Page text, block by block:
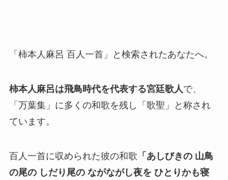
「柿本人麻呂 百人一首」と検索されたあなたへ。
柿本人麻呂は飛鳥時代を代表する宮廷歌人で、
「万葉集」に多くの和歌を残し「歌聖」と称され
ています。
百人一首に収められた彼の和歌 「あしびきの 山鳥
の尾の しだり尾の ながながし夜を ひとりかも寝